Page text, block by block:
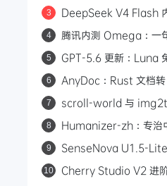
3
DeepSeek V4 Flash
web_search，Codex
4
腾讯内测 Omega：一
5
GPT-5.6 更新：Luna
6
AnyDoc：Rust 文档
7
scroll-world 与
做网页和 3D 模型
8
Humanizer-zh：专治
9
SenseNova U1.5-
4K 图像生成与编辑
10
Cherry Studio V2 进阶